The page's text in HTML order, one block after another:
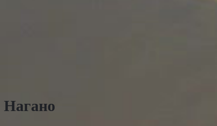
Нагано